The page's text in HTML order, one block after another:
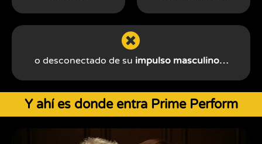
o desconectado de su impulso masculino…
Y ahí es donde entra Prime Perform